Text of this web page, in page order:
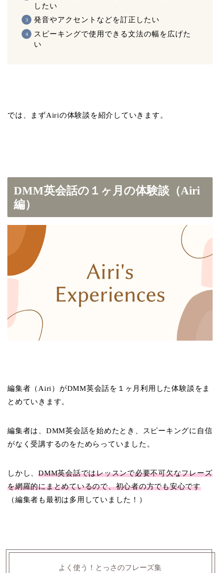
したい
発音やアクセントなどを訂正したい
スピーキングで使用できる文法の幅を広げた
い
では、まずAiriの体験談を紹介していきます。
DMM英会話の１ヶ月の体験談（Airi
編）
編集者（Airi）がDMM英会話を１ヶ月利用した体験談をま
とめていきます。
編集者は、DMM英会話を始めたとき、スピーキングに自信
がなく受講するのをためらっていました。
しかし、DMM英会話ではレッスンで必要不可欠なフレーズ
を網羅的にまとめているので、初心者の方でも安心です
（編集者も最初は多用していました！）
よく使う！とっさのフレーズ集